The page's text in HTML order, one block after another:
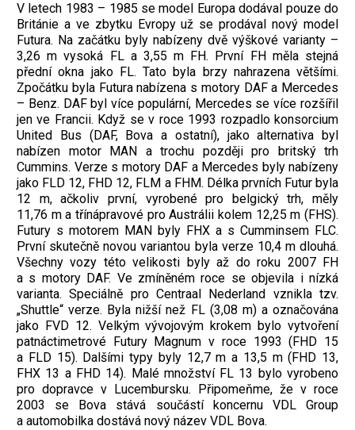
V letech 1983 – 1985 se model Europa dodával pouze do
Británie a ve zbytku Evropy už se prodával nový model
Futura. Na začátku byly nabízeny dvě výškové varianty –
3,26 m vysoká FL a 3,55 m FH. První FH měla stejná
přední okna jako FL. Tato byla brzy nahrazena většími.
Zpočátku byla Futura nabízena s motory DAF a Mercedes
– Benz. DAF byl více populární, Mercedes se více rozšířil
jen ve Francii. Když se v roce 1993 rozpadlo konsorcium
United Bus (DAF, Bova a ostatní), jako alternativa byl
nabízen motor MAN a trochu později pro britský trh
Cummins. Verze s motory DAF a Mercedes byly nabízeny
jako FLD 12, FHD 12, FLM a FHM. Délka prvních Futur byla
12 m, ačkoliv první, vyrobené pro belgický trh, měly
11,76 m a třínápravové pro Austrálii kolem 12,25 m (FHS).
Futury s motorem MAN byly FHX a s Cumminsem FLC.
První skutečně novou variantou byla verze 10,4 m dlouhá.
Všechny vozy této velikosti byly až do roku 2007 FH
a s motory DAF. Ve zmíněném roce se objevila i nízká
varianta. Speciálně pro Centraal Nederland vznikla tzv.
„Shuttle“ verze. Byla nižší než FL (3,08 m) a označována
jako FVD 12. Velkým vývojovým krokem bylo vytvoření
patnáctimetrové Futury Magnum v roce 1993 (FHD 15
a FLD 15). Dalšími typy byly 12,7 m a 13,5 m (FHD 13,
FHX 13 a FHD 14). Malé množství FL 13 bylo vyrobeno
pro dopravce v Lucembursku. Připomeňme, že v roce
2003 se Bova stává součástí koncernu VDL Group
a automobilka dostává nový název VDL Bova.